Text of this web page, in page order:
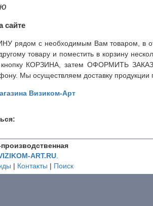
сайте
рядом с необходимым Вам товаром, в
товару и поместить в корзину
кнопку КОРЗИНА, затем ОФОРМИТЬ
Мы осуществляем доставку продукции
Визиком-Арт
ART.RU
| Контакты | Поиск